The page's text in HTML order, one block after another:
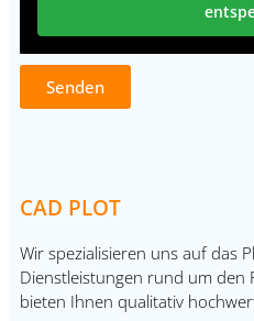
Senden
CAD PLOT
Wir spezialisieren uns auf das
Dienstleistungen rund um den
bieten Ihnen qualitativ